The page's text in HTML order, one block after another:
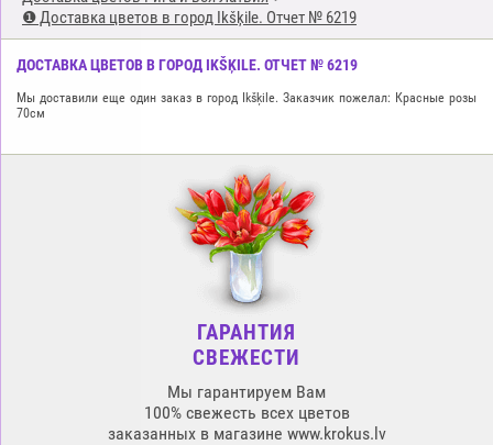
❶ Доставка цветов в город Ikšķile. Отчет № 6219
ДОСТАВКА ЦВЕТОВ В ГОРОД IKŠĶILE. ОТЧЕТ № 6219
Мы доставили еще один заказ в город Ikšķile. Заказчик пожелал: Красные розы
70см
ГАРАНТИЯ
СВЕЖЕСТИ
Мы гарантируем Вам
100% свежесть всех цветов
заказанных в магазине www.krokus.lv